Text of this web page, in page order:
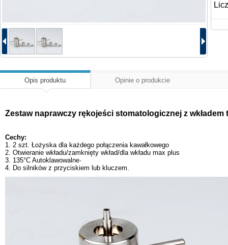
Opis produktu Opinie o produkcie
Zestaw naprawczy rękojeści stomatologicznej z
Cechy:
1. 2 szt. Łożyska dla każdego połączenia kawałkowego
2. Otwieranie wkładu/zamknięty wkład/dla wkładu max plus
3. 135°C Autoklawowalne·
4. Do silników z przyciskiem lub kluczem.